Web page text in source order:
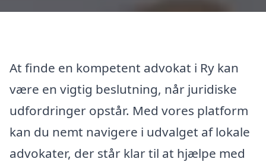
At finde en kompetent advokat i Ry kan
være en vigtig beslutning, når juridiske
udfordringer opstår. Med vores platform
kan du nemt navigere i udvalget af lokale
advokater, der står klar til at hjælpe med